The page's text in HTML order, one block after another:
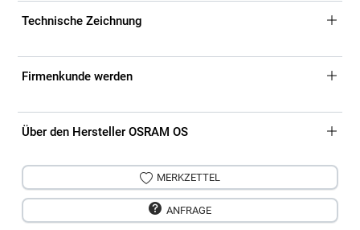
Technische Zeichnung
Firmenkunde werden
Über den Hersteller OSRAM OS
MERKZETTEL
ANFRAGE